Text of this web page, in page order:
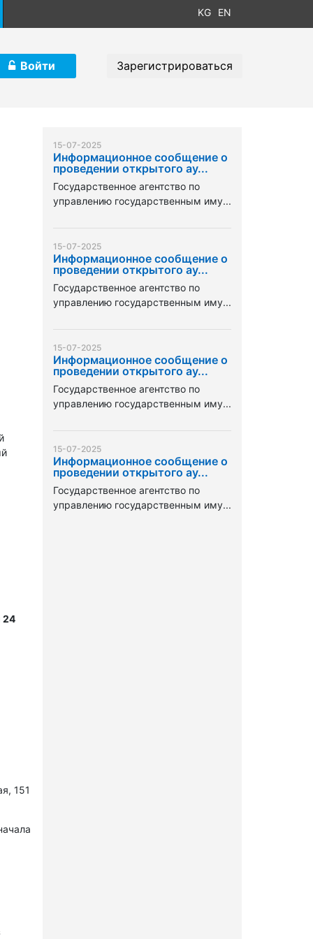
KG EN
Войти Зарегистрироваться
24
151
15-07-2025
Информационное сообщение о
проведении открытого ау...
Государственное агентство по
управлению государственным иму...
15-07-2025
Информационное сообщение о
проведении открытого ау...
Государственное агентство по
управлению государственным иму...
15-07-2025
Информационное сообщение о
проведении открытого ау...
Государственное агентство по
управлению государственным иму...
15-07-2025
Информационное сообщение о
проведении открытого ау...
Государственное агентство по
управлению государственным иму...